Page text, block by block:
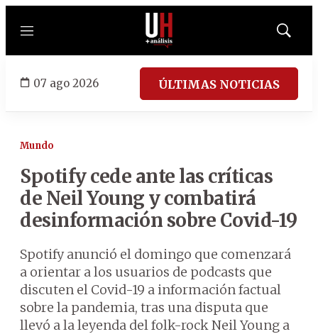
Menú
Mostrar
07 ago 2026 ÚLTIMAS NOTICIAS
Mundo
Spotify cede ante las críticas
de Neil Young y combatirá
desinformación sobre Covid-19
Spotify anunció el domingo que comenzará
a orientar a los usuarios de podcasts que
discuten el Covid-19 a información factual
sobre la pandemia, tras una disputa que
llevó a la leyenda del folk-rock Neil Young a